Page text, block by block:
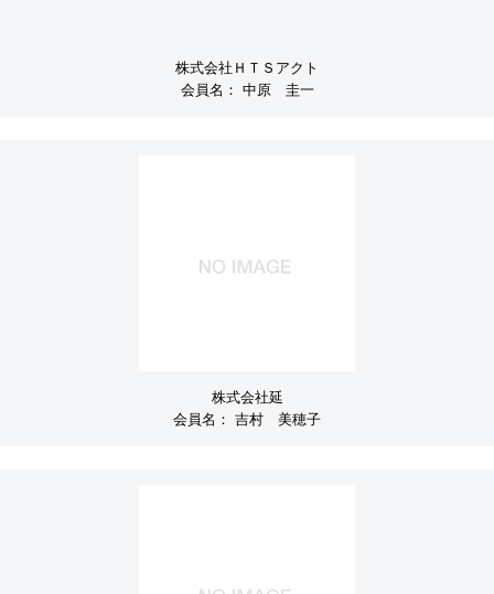
株式会社ＨＴＳアクト
会員名： 中原 圭一
株式会社延
会員名： 吉村 美穂子